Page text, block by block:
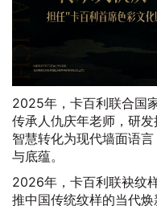
2025年，卡百利联合国
传承人仇庆年老师，研
智慧转化为现代墙面语
与底蕴。
2026年，卡百利联袂纹
推中国传统纹样的当代